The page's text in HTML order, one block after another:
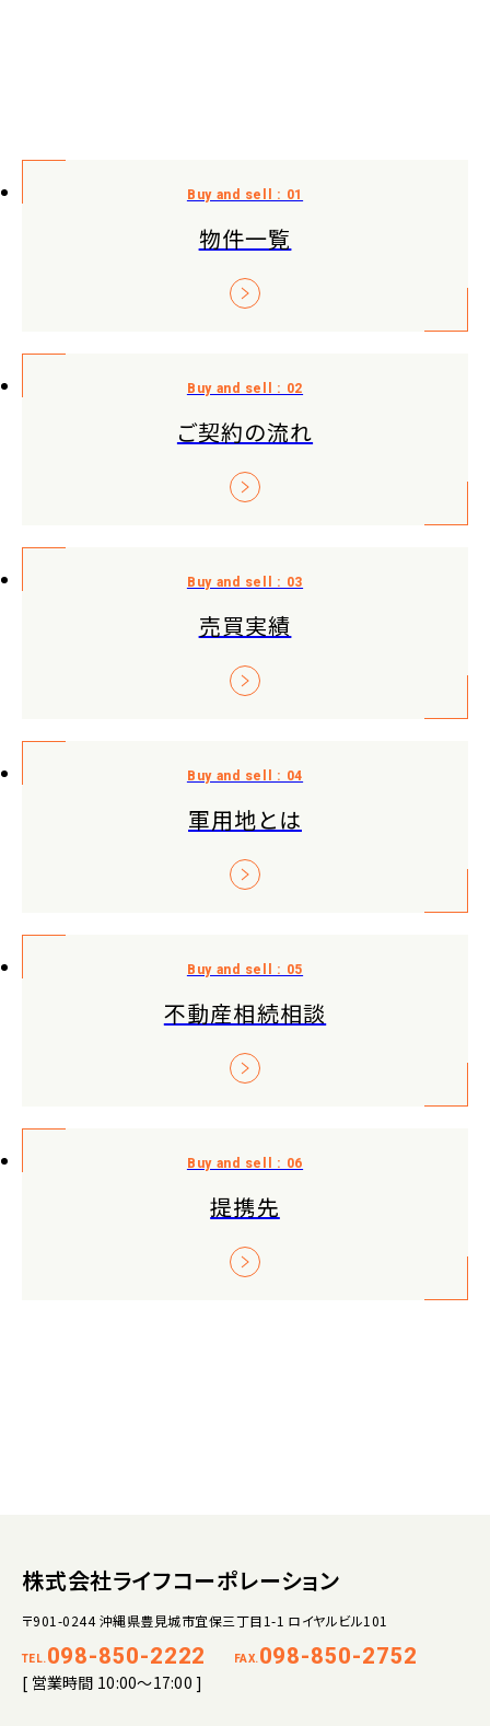
物件一覧
ご契約の流れ
売買実績
軍用地とは
不動産相続相談
提携先
株式会社ライフコーポレーション
〒901-0244 沖縄県豊見城市宜保三丁目1-1 ロイヤルビル101
TEL. 098-850-2222 FAX. 098-850-2752
[ 営業時間 10:00～17:00 ]